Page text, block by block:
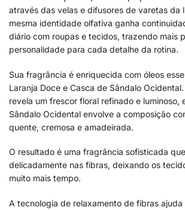
através das velas e difusores de varetas da
mesma identidade olfativa ganha
diário com roupas e tecidos, trazendo mais
personalidade para cada detalhe da rotina.
Sua fragrância é enriquecida com óleos
Laranja Doce e Casca de Sândalo
revela um frescor floral refinado e luminoso,
Sândalo Ocidental envolve a composição
quente, cremosa e amadeirada.
O resultado é uma fragrância sofisticada
delicadamente nas fibras, deixando os
muito mais tempo.
A tecnologia de relaxamento de fibras ajuda